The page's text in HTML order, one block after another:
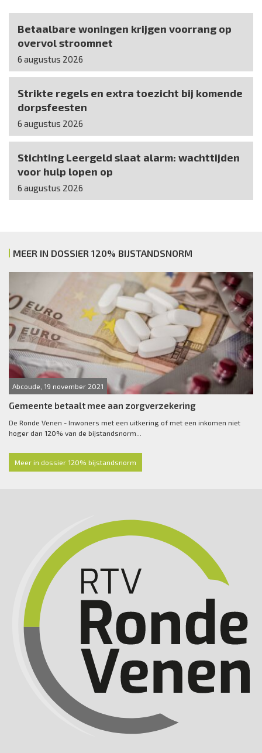
Betaalbare woningen krijgen voorrang op
overvol stroomnet
6 augustus 2026
Strikte regels en extra toezicht bij komende
dorpsfeesten
6 augustus 2026
Stichting Leergeld slaat alarm: wachttijden
voor hulp lopen op
6 augustus 2026
MEER IN DOSSIER 120% BIJSTANDSNORM
Abcoude, 19 november 2021
Gemeente betaalt mee aan zorgverzekering
De Ronde Venen - Inwoners met een uitkering of met een inkomen niet
hoger dan 120% van de bijstandsnorm...
Meer in dossier 120% bijstandsnorm